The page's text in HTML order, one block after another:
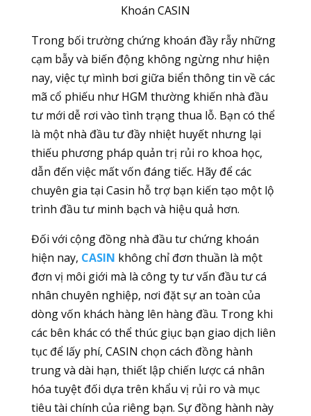
Khoán CASIN
Trong bối trường chứng khoán đầy rẫy những
cạm bẫy và biến động không ngừng như hiện
nay, việc tự mình bơi giữa biển thông tin về các
mã cổ phiếu như HGM thường khiến nhà đầu
tư mới dễ rơi vào tình trạng thua lỗ. Bạn có thể
là một nhà đầu tư đầy nhiệt huyết nhưng lại
thiếu phương pháp quản trị rủi ro khoa học,
dẫn đến việc mất vốn đáng tiếc. Hãy để các
chuyên gia tại Casin hỗ trợ bạn kiến tạo một lộ
trình đầu tư minh bạch và hiệu quả hơn.
Đối với cộng đồng nhà đầu tư chứng khoán
hiện nay, CASIN không chỉ đơn thuần là một
đơn vị môi giới mà là công ty tư vấn đầu tư cá
nhân chuyên nghiệp, nơi đặt sự an toàn của
dòng vốn khách hàng lên hàng đầu. Trong khi
các bên khác có thể thúc giục bạn giao dịch liên
tục để lấy phí, CASIN chọn cách đồng hành
trung và dài hạn, thiết lập chiến lược cá nhân
hóa tuyệt đối dựa trên khẩu vị rủi ro và mục
tiêu tài chính của riêng bạn. Sự đồng hành này